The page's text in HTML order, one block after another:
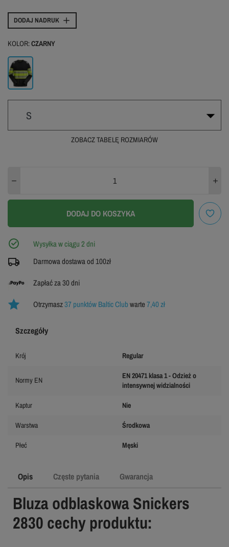
DODAJ NADRUK
KOLOR:CZARNY
Czarny
S
S
3XL 4XL
ZOBACZ TABELĘ ROZMIARÓW
ZOBACZ TABELĘ ROZMIARÓW
DODAJ DO KOSZYKA
Wysyłka w ciągu 2 dni
Darmowa dostawa od 100zł
Zapłać za 30 dni
Otrzymasz37 punktów Baltic Clubwarte7,40 zł
Opis Częste pytania Gwarancja
Bluza odblaskowa Snickers
2830 cechy produktu:
Szczegóły
Krój Regular
Normy EN
EN 20471 klasa 1 - Odzież o
intensywnej widzialności
Kaptur Nie
Warstwa Środkowa
Płeć Męski